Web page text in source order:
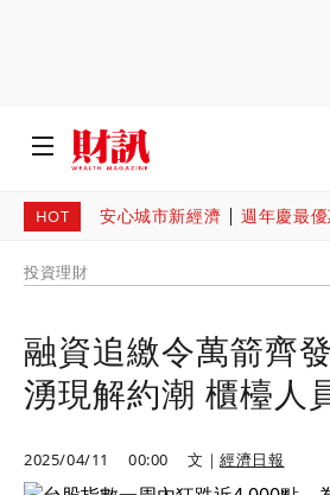
HOT 安心城市新經濟 週年慶最
投資理財
融資追繳令萬箭齊
湧現解約潮 櫃檯人
2025/04/11 00:00 文｜經濟日報